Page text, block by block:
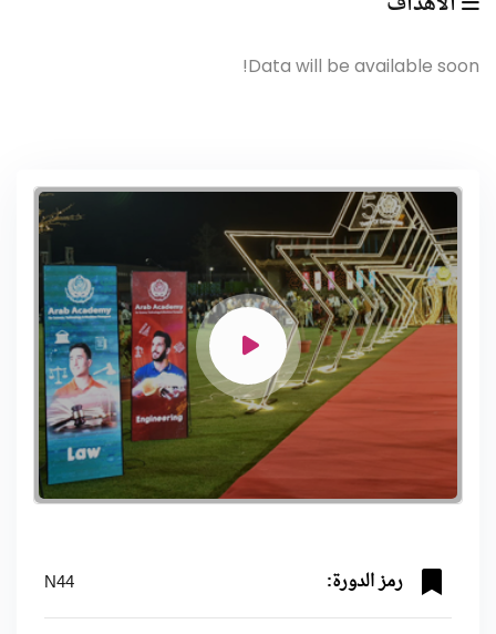
Data will be available soon!
رمز الدورة: N44